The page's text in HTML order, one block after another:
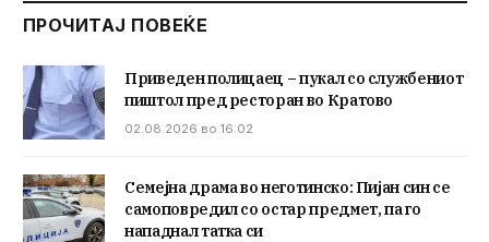
ПРОЧИТАЈ ПОВЕЌЕ
Приведен полицаец – пукал со службениот
пиштол пред ресторан во Кратово
02.08.2026 во 16:02
Семејна драма во неготинско: Пијан син се
самоповредил со остар предмет, па го
нападнал татка си